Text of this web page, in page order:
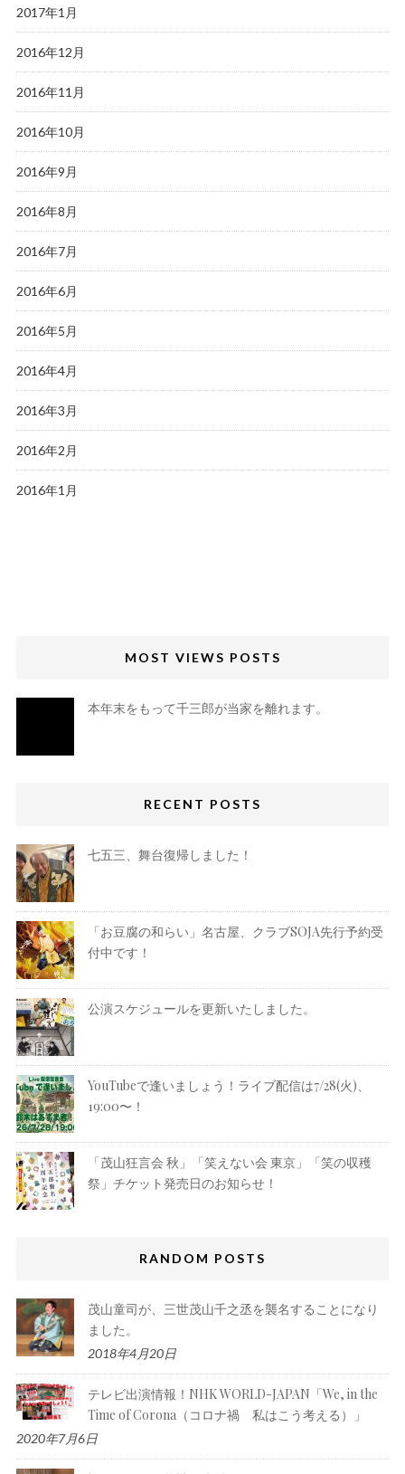
2017年1月
2016年12月
2016年11月
2016年10月
2016年9月
2016年8月
2016年7月
2016年6月
2016年5月
2016年4月
2016年3月
2016年2月
2016年1月
MOST VIEWS POSTS
本年末をもって千三郎が当家を離れます。
RECENT POSTS
七五三、舞台復帰しました！
「お豆腐の和らい」名古屋、クラブSOJA先行予約受
付中です！
公演スケジュールを更新いたしました。
YouTubeで逢いましょう！ライブ配信は7/28(火)、
19:00〜！
「茂山狂言会 秋」「笑えない会 東京」「笑の収穫
祭」チケット発売日のお知らせ！
RANDOM POSTS
茂山童司が、三世茂山千之丞を襲名することになり
ました。
2018年4月20日
テレビ出演情報！NHK WORLD-JAPAN「We, in the
Time of Corona（コロナ禍 私はこう考える）」
2020年7月6日